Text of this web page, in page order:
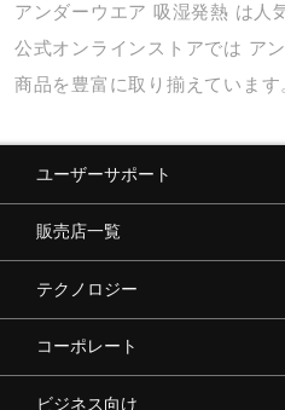
アンダーウエア 吸湿発熱 は人
公式オンラインストアでは ア
商品を豊富に取り揃えています
ユーザーサポート
販売店一覧
テクノロジー
コーポレート
ビジネス向け